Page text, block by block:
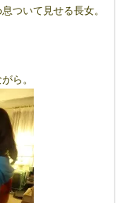
ついて見せる長女。
ら。